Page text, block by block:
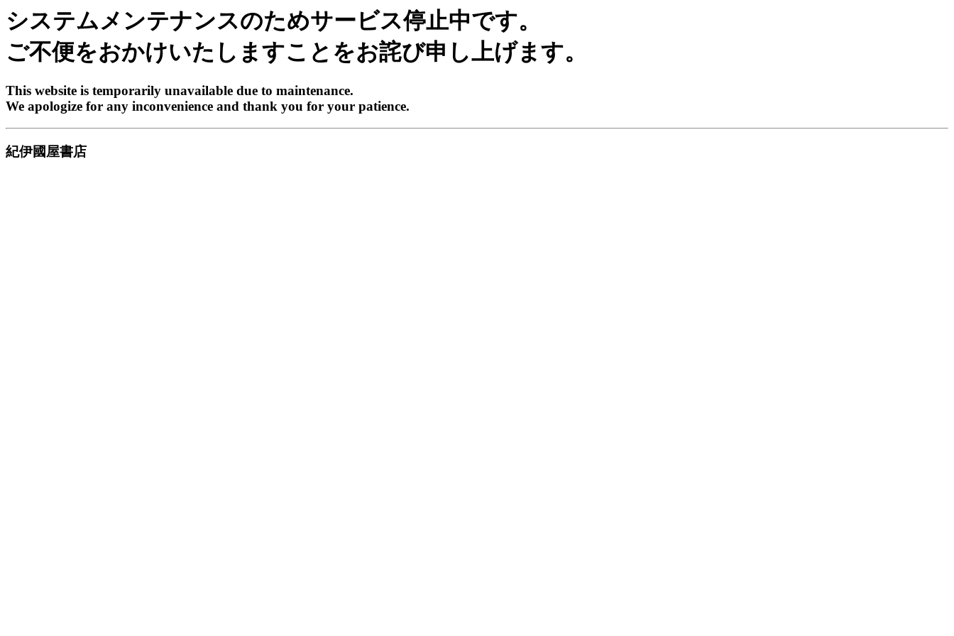
システムメンテナンスのためサービス停止中です。
ご不便をおかけいたしますことをお詫び申し上げます。
This website is temporarily unavailable due to maintenance.
We apologize for any inconvenience and thank you for your patience.
紀伊國屋書店